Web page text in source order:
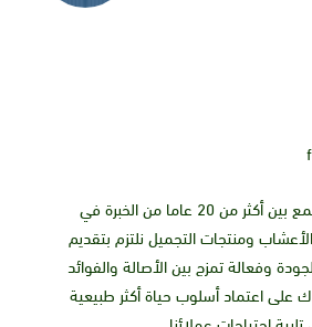
جوزة الطيب تجمع بين أكثر من 20 عاما من الخبرة في
ومنتجات التجميل نلتزم بتقديم
وفعالة تمزج بين الأصالة والفوائد
على اعتماد أسلوب حياة أكثر طبيعية